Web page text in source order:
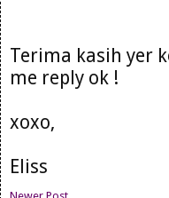
Terima kasih yer
me reply ok !
xoxo,
Eliss